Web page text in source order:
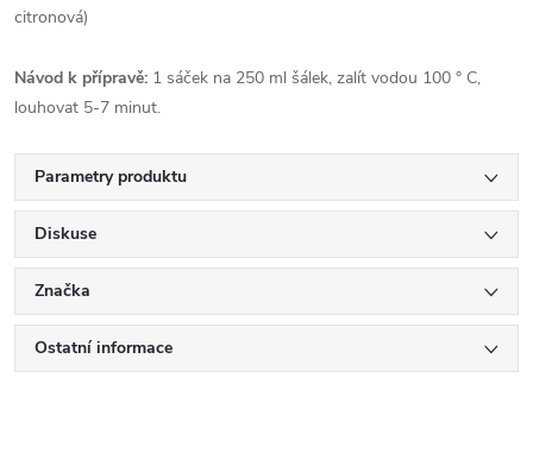
citronová)
Návod k přípravě: 1 sáček na 250 ml šálek, zalít vodou 100 ° C,
louhovat 5-7 minut.
Parametry produktu
Diskuse
Značka
Ostatní informace